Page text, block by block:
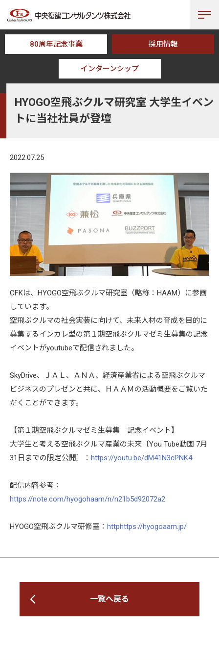
80周年記念事業 採用情報
インターンシップ
HYOGO空飛ぶクルマ研究室 大学生イベントに当社社員
HYOGO空飛ぶクルマ研究室 大学生イベン
トに当社社員が登壇
2022.07.25
CFKは、HYOGO空飛ぶクルマ研究室（略称：HAAM）に参画
しています。
空飛ぶクルマの社会実装に向けて、未来人材の育成を目的に
募集するインカレ型の第１期空飛ぶクルマゼミ生募集の記念
イベントがyoutubeで配信されました。
SkyDrive、ＪＡＬ、ＡＮＡ、経済産業省による空飛ぶクルマ
ビジネスのプレゼンと共に、ＨＡＡＭの活動概要をご覧いた
だくことができます。
【第１期空飛ぶクルマゼミ生募集 記念イベント】
大学生と考える空飛ぶクルマ産業の未来〔You Tube動画 7月
31日までの限定公開〕： https://youtu.be/dM41N3cPNK4
配信内容参考：
https://note.com/hyogohaam/n/n21b5d92072a2
HYOGO空飛ぶクルマ研修室： httphttps://hyogoaam.jp/
一覧へ戻る